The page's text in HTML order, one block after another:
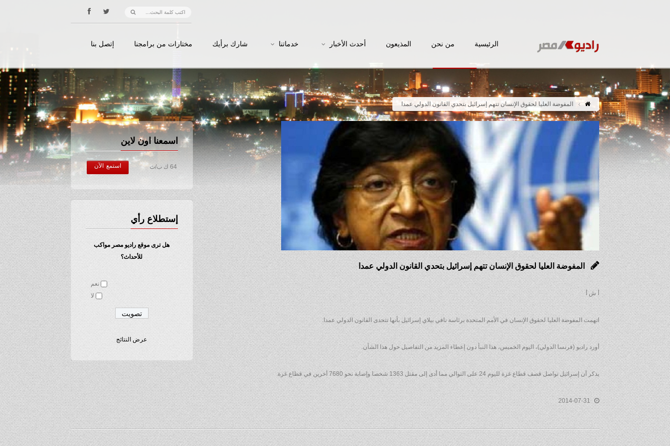
الرئيسية من نحن المذيعون أحدث الأخبار خدماتنا شارك برأيك مختارات من برامجنا إتصل بنا
المفوضة العليا لحقوق الإنسان تتهم إسرائيل بتحدي القانون الدولي عمدا
اسمعنا اون لاين
64 ك ب/ث استمع الآن
إستطلاع رأي
هل ترى موقع راديو مصر مواكب
للأحداث؟
نعم
لا
عرض النتائج
المفوضة العليا لحقوق الإنسان تتهم إسرائيل بتحدي القانون الدولي عمدا
أ ش أ
اتهمت المفوضة العليا لحقوق الإنسان في الأمم المتحدة برئاسة نافي بيلاي إسرائيل بأنها تتحدى القانون الدولي عمدا.
أورد راديو (فرنسا الدولي)، اليوم الخميس، هذا النبأ دون إعطاء المزيد من التفاصيل حول هذا الشأن.
يذكر أن إسرائيل تواصل قصف قطاع غزة لليوم 24 على التوالي مما أدى إلى مقتل 1363 شخصا وإصابة نحو 7680 أخرين في قطاع غزة.
2014-07-31